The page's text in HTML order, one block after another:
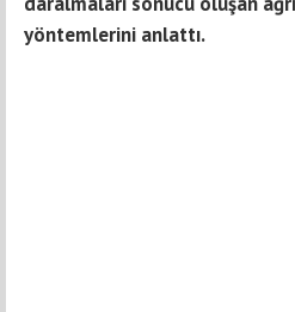
yöntemlerini anlattı.